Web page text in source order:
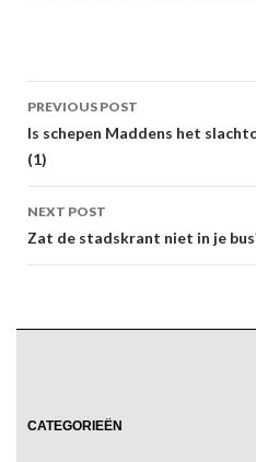
Post
navigation
PREVIOUS POST
Is schepen Maddens het
(1)
NEXT POST
Zat de stadskrant niet in je
CATEGORIEËN